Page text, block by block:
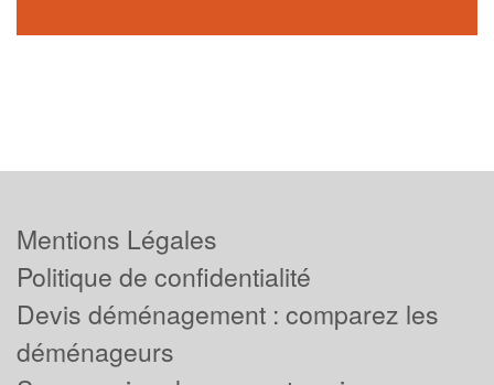
Mentions Légales
Politique de confidentialité
Devis déménagement : comparez les
déménageurs